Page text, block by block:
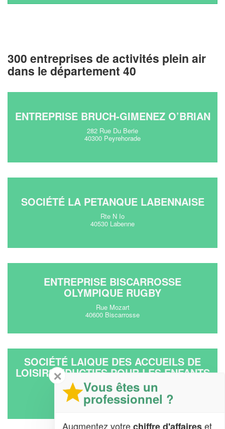
300 entreprises de activités plein air
dans le département 40
ENTREPRISE BRUCH-GIMENEZ O’BRIAN
282 Rue Du Berie
40300 Peyrehorade
SOCIÉTÉ LA PETANQUE LABENNAISE
Rte N Io
40530 Labenne
ENTREPRISE BISCARROSSE
OLYMPIQUE RUGBY
Rue Mozart
40600 Biscarrosse
SOCIÉTÉ LAIQUE DES ACCUEILS DE
LOISIRS EDUCTIFS POUR LES ENFANTS
ET LEUR FAMILLE
La Plaine
40800 Aire-sur-L-Adour
✕
Vous êtes un
professionnel ?
Augmentez votrechiffre d'affaireset